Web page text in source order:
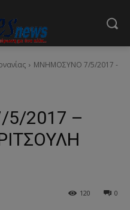
ΜΝΗΜΟΣΥΝΟ 7/5/2017 -
2017 –
0
120